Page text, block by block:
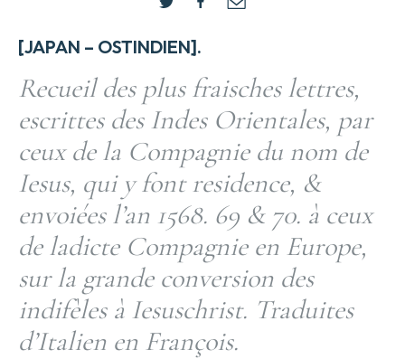
[JAPAN – OSTINDIEN].
Recueil des plus fraisches lettres,
escrittes des Indes Orientales, par
ceux de la Compagnie du nom de
Iesus, qui y font residence, &
envoiées l’an 1568. 69 & 70. à ceux
de ladicte Compagnie en Europe,
sur la grande conversion des
indifèles à Iesuschrist. Traduites
d’Italien en François.